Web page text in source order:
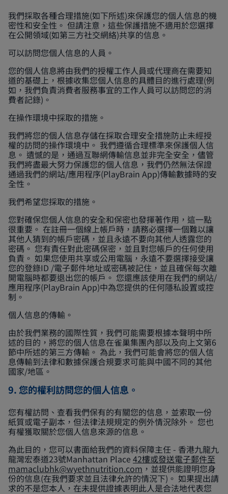
我們採取各種合理措施(如下所述)來保護您的個人信息的機
密性和安全性。 但請注意，這些保護措施不適用於您選擇
在公開領域(如第三方社交網絡)共享的信息。
可以訪問您個人信息的人員。
您的個人信息將由我們的授權工作人員或代理商在需要知
道的基礎上，根據收集您個人信息的具體目的進行處理(例
如，我們負責消費者服務事宜的工作人員可以訪問您的消
費者記錄)。
在操作環境中採取的措施。
我們將您的個人信息存儲在採取合理安全措施防止未經授
權的訪問的操作環境中。 我們遵循合理標準來保護個人信
息。 遺憾的是，通過互聯網傳輸信息並非完全安全，儘管
我們將盡最大努力保護您的個人信息，我們仍然無法保證
通過我們的網站/應用程序(PlayBrain App)傳輸數據時的安
全性。
我們希望您採取的措施。
您對確保您個人信息的安全和保密也發揮著作用，這一點
很重要。 在註冊一個線上帳戶時，請務必選擇一個難以讓
其他人猜到的帳戶密碼，並且永遠不要向其他人透露您的
密碼。 您有責任對此密碼保密，並且對您帳戶的任何使用
負責。 如果您使用共享或公用電腦，永遠不要選擇接受讓
您的登錄ID /電子郵件地址或密碼被記住，並且確保每次離
開電腦時都要退出您的帳戶。 您還應該使用在我們的網站/
應用程序(PlayBrain App)中為您提供的任何隱私設置或控
制。
個人信息的傳輸。
由於我們業務的國際性質，我們可能需要根據本聲明中所
述的目的，將您的個人信息在雀巢集團內部以及向上文第6
節中所述的第三方傳輸。 為此，我們可能會將您的個人信
息傳輸到法律和數據保護合規要求可能與中國不同的其他
國家/地區。
9. 您的權利訪問您的個人信息。
您有權訪問、查看我們保有的有關您的信息，並索取一份
紙質或電子副本，但法律法規規定的例外情況除外。 您也
有權獲取關於您個人信息來源的信息。
為此目的，您可以書面給我們的資料保障主任 - 香港九龍九
龍灣宏泰道23號Manhattan Place 42樓或發送電子郵件至
mamaclubhk@wyethnutrition.com ，並提供能證明您身
份的信息(在我們要求並且法律允許的情況下)。 如果提出請
求的不是您本人，在未提供證據表明此人是合法地代表您